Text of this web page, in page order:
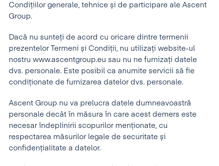
Condițiilor generale, tehnice și de participare ale Ascent
Group.
Dacă nu sunteţi de acord cu oricare dintre termenii
prezentelor Termeni și Condiții, nu utilizaţi website-ul
nostru www.ascentgroup.eu sau nu ne furnizaţi datele
dvs. personale. Este posibil ca anumite servicii să fie
condiţionate de furnizarea datelor dvs. personale.
Ascent Group nu va prelucra datele dumneavoastră
personale decât în măsura în care acest demers este
necesar îndeplinirii scopurilor menționate, cu
respectarea măsurilor legale de securitate și
confidențialitate a datelor.